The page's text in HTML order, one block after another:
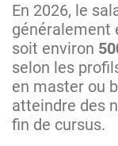
En 2026, le
généralement
soit environ
selon les
en master ou
atteindre des
fin de cursus.